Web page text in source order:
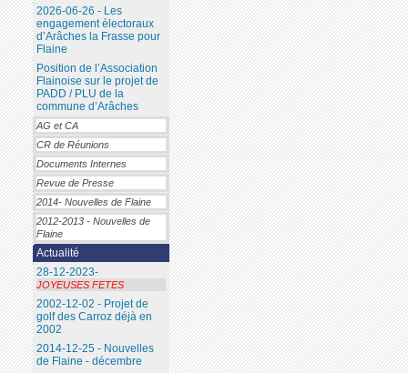
2026-06-26 - Les
engagement électoraux
d’Arâches la Frasse pour
Flaine
Position de l’Association
Flainoise sur le projet de
PADD / PLU de la
commune d’Arâches
AG et CA
CR de Réunions
Documents Internes
Revue de Presse
2014- Nouvelles de Flaine
2012-2013 - Nouvelles de
Flaine
Actualité
28-12-2023-
JOYEUSES FETES
2002-12-02 - Projet de
golf des Carroz déjà en
2002
2014-12-25 - Nouvelles
de Flaine - décembre